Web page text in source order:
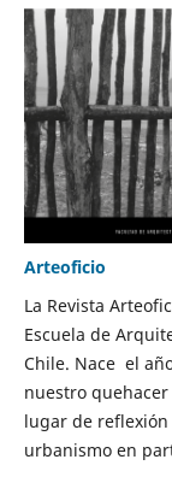
Arteoficio
La Revista
Escuela de
Chile. Nace el
nuestro
lugar de
urbanismo en